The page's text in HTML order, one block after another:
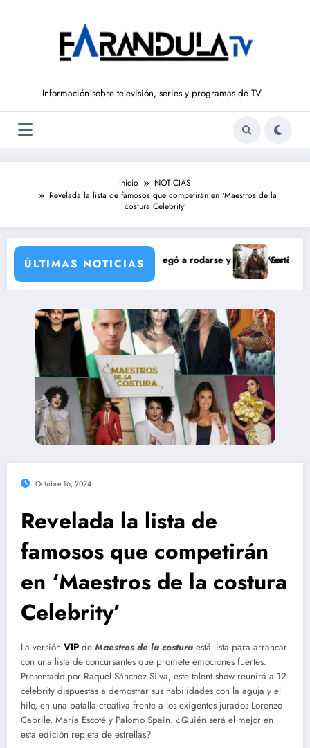
Información sobre televisión, series y programas de TV
Inicio
NOTICIAS
Revelada la lista de famosos que competirán en ‘Maestros de la
costura Celebrity’
ÚLTIMAS NOTICIAS
María Castro
Ordóñez que nunca llegó a rodarse y que convertía a Isabel
‘Sandokán’ tendrá
Octubre 16, 2024
Revelada la lista de
famosos que competirán
en ‘Maestros de la costura
Celebrity’
La versión VIP de Maestros de la costura está lista para arrancar
con una lista de concursantes que promete emociones fuertes.
Presentado por Raquel Sánchez Silva, este talent show reunirá a 12
celebrity dispuestas a demostrar sus habilidades con la aguja y el
hilo, en una batalla creativa frente a los exigentes jurados Lorenzo
Caprile, María Escoté y Palomo Spain. ¿Quién será el mejor en
esta edición repleta de estrellas?